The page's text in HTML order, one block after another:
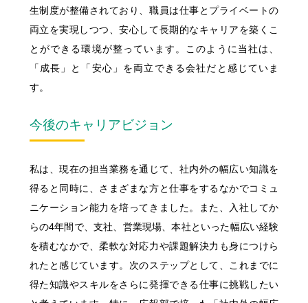
生制度が整備されており、職員は仕事とプライベートの
両立を実現しつつ、安心して長期的なキャリアを築くこ
とができる環境が整っています。このように当社は、
「成長」と「安心」を両立できる会社だと感じていま
す。
今後のキャリアビジョン
私は、現在の担当業務を通じて、社内外の幅広い知識を
得ると同時に、さまざまな方と仕事をするなかでコミュ
ニケーション能力を培ってきました。また、入社してか
らの4年間で、支社、営業現場、本社といった幅広い経験
を積むなかで、柔軟な対応力や課題解決力も身につけら
れたと感じています。次のステップとして、これまでに
得た知識やスキルをさらに発揮できる仕事に挑戦したい